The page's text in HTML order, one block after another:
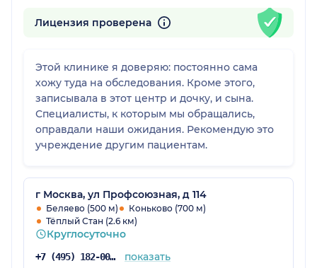
Лицензия проверена
Этой клинике я доверяю: постоянно сама
хожу туда на обследования. Кроме этого,
записывала в этот центр и дочку, и сына.
Специалисты, к которым мы обращались,
оправдали наши ожидания. Рекомендую это
учреждение другим пациентам.
г Москва, ул Профсоюзная, д 114
Беляево (500 м)
Коньково (700 м)
Тёплый Стан (2.6 км)
Круглосуточно
+7 (495) 182-00-52 показать